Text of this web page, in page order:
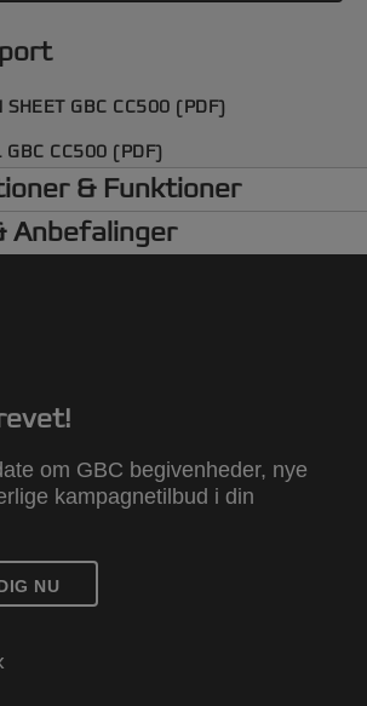
SHEET GBC CC500 (PDF)
GBC CC500 (PDF)
& Funktioner
Anbefalinger
om GBC begivenheder, nye
kampagnetilbud i din
NU